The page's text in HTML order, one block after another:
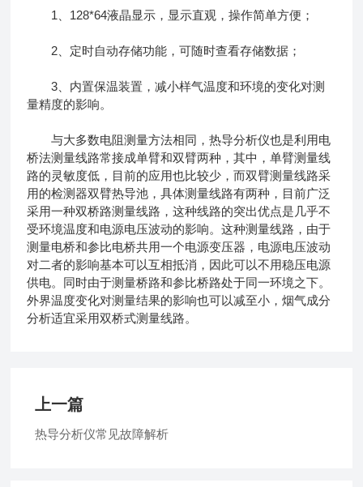
1、128*64液晶显示，显示直观，操作简单方便；
2、定时自动存储功能，可随时查看存储数据；
3、内置保温装置，减小样气温度和环境的变化对测
量精度的影响。
与大多数电阻测量方法相同，热导分析仪也是利用电
桥法测量线路常接成单臂和双臂两种，其中，单臂测量线
路的灵敏度低，目前的应用也比较少，而双臂测量线路采
用的检测器双臂热导池，具体测量线路有两种，目前广泛
采用一种双桥路测量线路，这种线路的突出优点是几乎不
受环境温度和电源电压波动的影响。这种测量线路，由于
测量电桥和参比电桥共用一个电源变压器，电源电压波动
对二者的影响基本可以互相抵消，因此可以不用稳压电源
供电。同时由于测量桥路和参比桥路处于同一环境之下。
外界温度变化对测量结果的影响也可以减至小，烟气成分
分析适宜采用双桥式测量线路。
上一篇
热导分析仪常见故障解析